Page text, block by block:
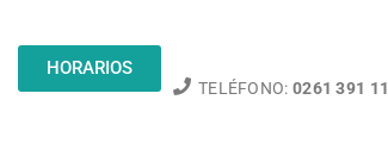
HORARIOS
TELÉFONO: 0261 391